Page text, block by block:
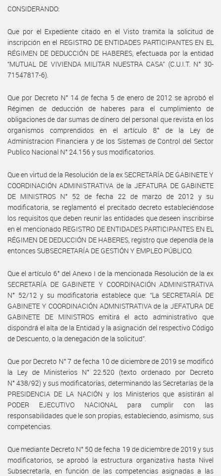
CONSIDERANDO:
Que por el Expediente citado en el Visto tramita la solicitud de
inscripción en el REGISTRO DE ENTIDADES PARTICIPANTES EN EL
RÉGIMEN DE DEDUCCIÓN DE HABERES, efectuada por la entidad
“MUTUAL DE VIVIENDA MILITAR NUESTRA CASA” (C.U.I.T. N° 30-
71547817-6).
Que por Decreto N° 14 de fecha 5 de enero de 2012 se aprobó el
Régimen de deducción de haberes para el cumplimiento de
obligaciones de dar sumas de dinero del personal que revista en los
organismos comprendidos en el artículo 8° de la Ley de
Administracion Financiera y de los Sistemas de Control del Sector
Publico Nacional N° 24.156 y sus modificatorios.
Que en virtud de la Resolución de la ex SECRETARÍA DE GABINETE Y
COORDINACIÓN ADMINISTRATIVA de la JEFATURA DE GABINETE
DE MINISTROS N° 52 de fecha 22 de marzo de 2012 y su
modificatoria, se reglamentó el precitado decreto estableciéndose
los requisitos que deben reunir las entidades que deseen inscribirse
en el mencionado REGISTRO DE ENTIDADES PARTICIPANTES EN EL
RÉGIMEN DE DEDUCCIÓN DE HABERES, registro que dependía de la
entonces SUBSECRETARÍA DE GESTIÓN Y EMPLEO PÚBLICO.
Que el artículo 6° del Anexo I de la mencionada Resolución de la ex
SECRETARÍA DE GABINETE Y COORDINACIÓN ADMINISTRATIVA
N° 52/12 y su modificatoria establece que: “La SECRETARÍA DE
GABINETE Y COORDINACIÓN ADMNISTRATIVA de la JEFATURA DE
GABINETE DE MINISTROS emitirá el acto administrativo que
dispondrá el alta de la Entidad y la asignación del respectivo Código
de Descuento, o la denegación de la solicitud”.
Que por Decreto N° 7 de fecha 10 de diciembre de 2019 se modificó
la Ley de Ministerios N° 22.520 (texto ordenado por Decreto
N° 438/92) y sus modificatorias, determinando las Secretarías de la
PRESIDENCIA DE LA NACIÓN y los Ministerios que asistirán al
PODER EJECUTIVO NACIONAL para cumplir con las
responsabilidades que le son propias, estableciendo, asimismo, sus
competencias.
Que mediante Decreto N° 50 de fecha 19 de diciembre de 2019 y sus
modificatorios, se aprobó la estructura organizativa hasta Nivel
Subsecretaría, en función de las competencias asignadas a las